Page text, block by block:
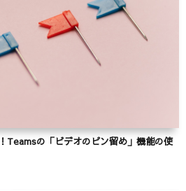
Teamsの「ビデオのピン留め」機能の使